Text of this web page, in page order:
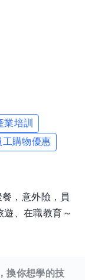
培訓
工購物優惠
，意外險，員
遊、在職教育～
換你想學的技